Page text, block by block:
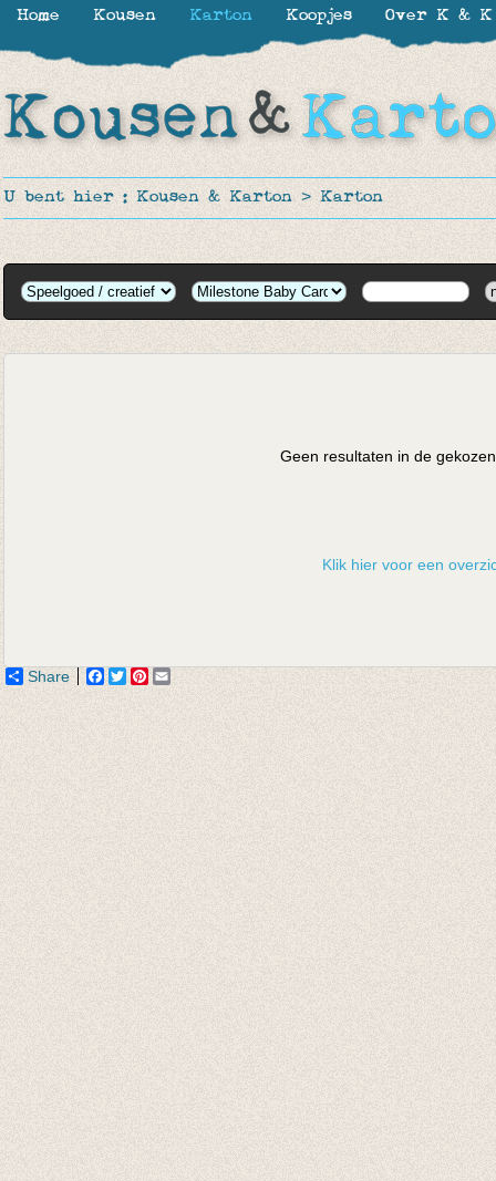
U bent hier : Kousen & Karton > Karton
Geen resultaten in de
Klik hier voor een
Share Facebook
TwitterPinterest
Home Kousen Karton Koopjes Over K & K